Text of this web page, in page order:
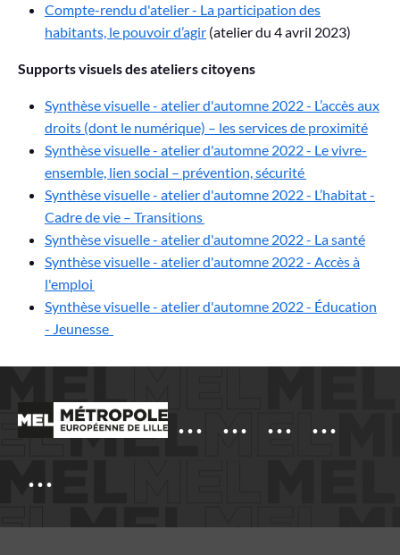
Compte-rendu d'atelier - La participation des
habitants, le pouvoir d’agir (atelier du 4 avril 2023)
Supports visuels des ateliers citoyens
Synthèse visuelle - atelier d'automne 2022 - L’accès aux
droits (dont le numérique) – les services de proximité
Synthèse visuelle - atelier d'automne 2022 - Le vivre-
ensemble, lien social – prévention, sécurité
Synthèse visuelle - atelier d'automne 2022 - L’habitat -
Cadre de vie – Transitions
Synthèse visuelle - atelier d'automne 2022 - La santé
Synthèse visuelle - atelier d'automne 2022 - Accès à
l'emploi
Synthèse visuelle - atelier d'automne 2022 - Éducation
- Jeunesse